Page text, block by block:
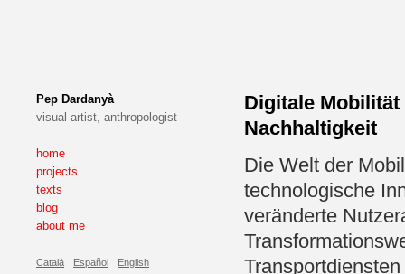
Pep Dardanyà
visual artist, anthropologist
home
projects
texts
blog
about me
Català Español
English
Digitale
Nachhaltigkeit
Die Welt der
technologische
veränderte